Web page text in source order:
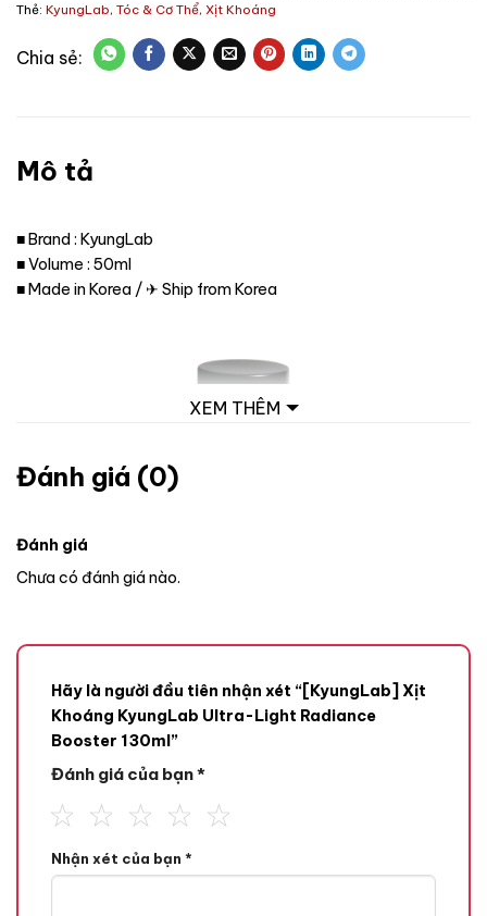
Thẻ: KyungLab, Tóc & Cơ Thể, Xịt Khoáng
Mô tả
■ Brand : KyungLab
■ Volume : 50ml
■ Made in Korea / ✈ Ship from Korea
THÀNH PHẦN
– Chiết xuất rau má: Chứa Madecassic Acid, Madecassoside,
XEM THÊM
Đánh giá (0)
Đánh giá
Chưa có đánh giá nào.
Hãy là người đầu tiên nhận xét “[KyungLab] Xịt
Khoáng KyungLab Ultra-Light Radiance
Booster 130ml”
Đánh giá của bạn*
Nhận xét của bạn *